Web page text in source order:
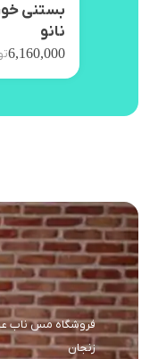
بستنی
نانو
6,160,000
فروشگاه مس ناب
زنجان